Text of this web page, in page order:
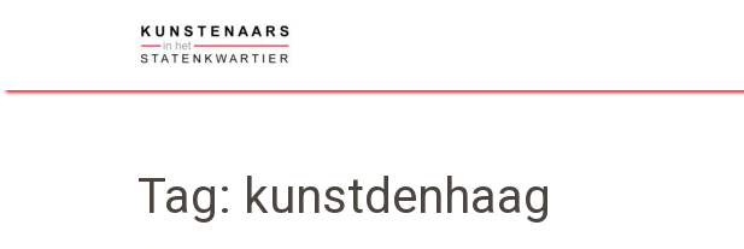
Tag: kunstdenhaag